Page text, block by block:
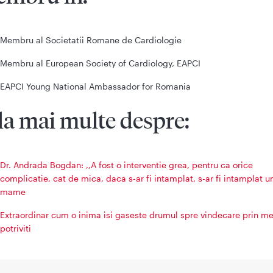
Membru al Societatii Romane de Cardiologie
Membru al European Society of Cardiology, EAPCI
EAPCI Young National Ambassador for Romania
mai multe despre:
Dr. Andrada Bogdan: ,,A fost o interventie grea, pentru ca orice
complicatie, cat de mica, daca s-ar fi intamplat, s-ar fi intamplat
mame
Extraordinar cum o inima isi gaseste drumul spre vindecare prin
potriviti